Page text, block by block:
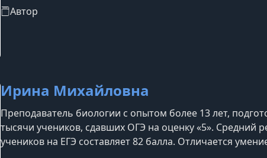
Автор
Ирина Михайловна
Преподаватель биологии с опытом более 13 лет,
тысячи учеников, сдавших ОГЭ на оценку «5». Средний
учеников на ЕГЭ составляет 82 балла. Отличается